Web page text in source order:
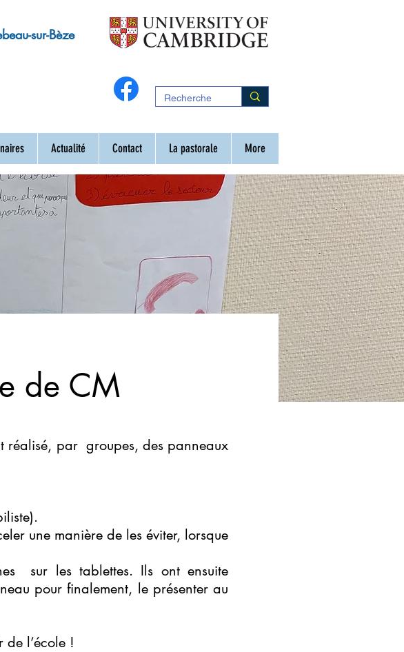
sur-Bèze
Actualité Contact La pastorale More
de CM
réalisé, par groupes, des panneaux
une manière de les éviter, lorsque
sur les tablettes. Ils ont ensuite
pour finalement, le présenter au
de l’école !